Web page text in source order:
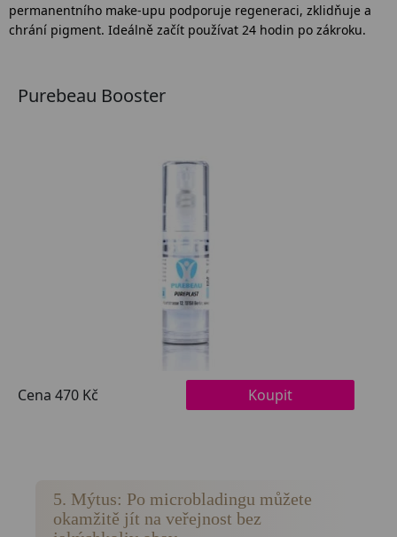
permanentního make-upu podporuje regeneraci, zklidňuje a
chrání pigment. Ideálně začít používat 24 hodin po zákroku.
5. Mýtus: Po microbladingu můžete
okamžitě jít na veřejnost bez